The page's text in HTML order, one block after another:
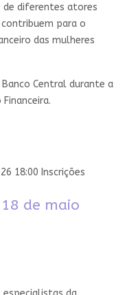
de diferentes atores
para o
das mulheres
Central durante a
18:00 Inscrições
de maio​